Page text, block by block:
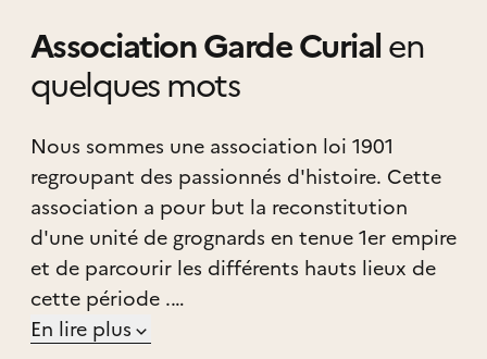
Association Garde Curialen
quelques mots
Nous sommes une association loi 1901
regroupant des passionnés d'histoire. Cette
association a pour but la reconstitution
d'une unité de grognards en tenue 1er empire
et de parcourir les différents hauts lieux de
cette période .
Nous participons a des commémorations,
En lire plus